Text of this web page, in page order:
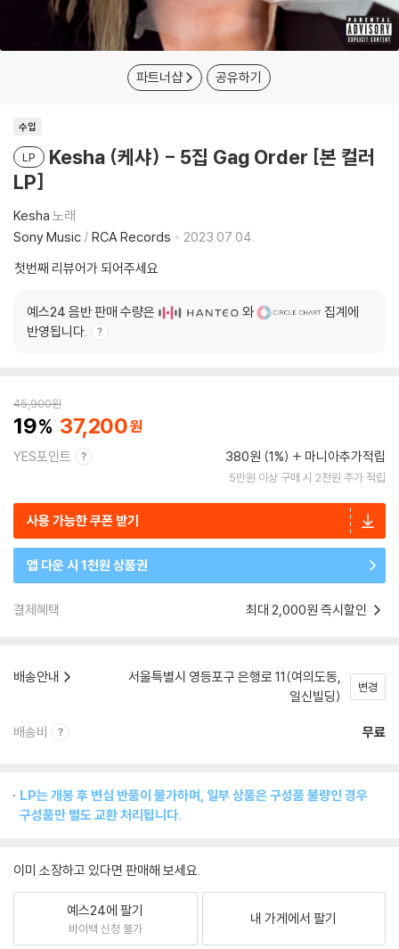
파트너샵 공유하기
수입
LP
Kesha (케샤) - 5집 Gag Order [본 컬러
LP]
Kesha 노래
Sony Music / RCA Records
2023.07.04.
첫번째 리뷰어가 되어주세요
예스24 음반 판매 수량은 와
집계에
반영됩니다.
45,900원
19 37,200
YES포인트 380원 (1%) 마니아추가적립
5만원 이상 구매 시 2천원 추가 적립
사용 가능한 쿠폰 받기
앱 다운 시 1천원 상품권
결제혜택 최대 2,000원 즉시할인
배송안내
서울특별시 영등포구 은행로 11(여의도동,
일신빌딩)
변경
배송비 무료
LP는 개봉 후 변심 반품이 불가하며, 일부 상품은 구성품 불량인 경우
구성품만 별도 교환 처리됩니다.
이미 소장하고 있다면 판매해 보세요.
예스24에 팔기
바이백 신청 불가
내 가게에서 팔기